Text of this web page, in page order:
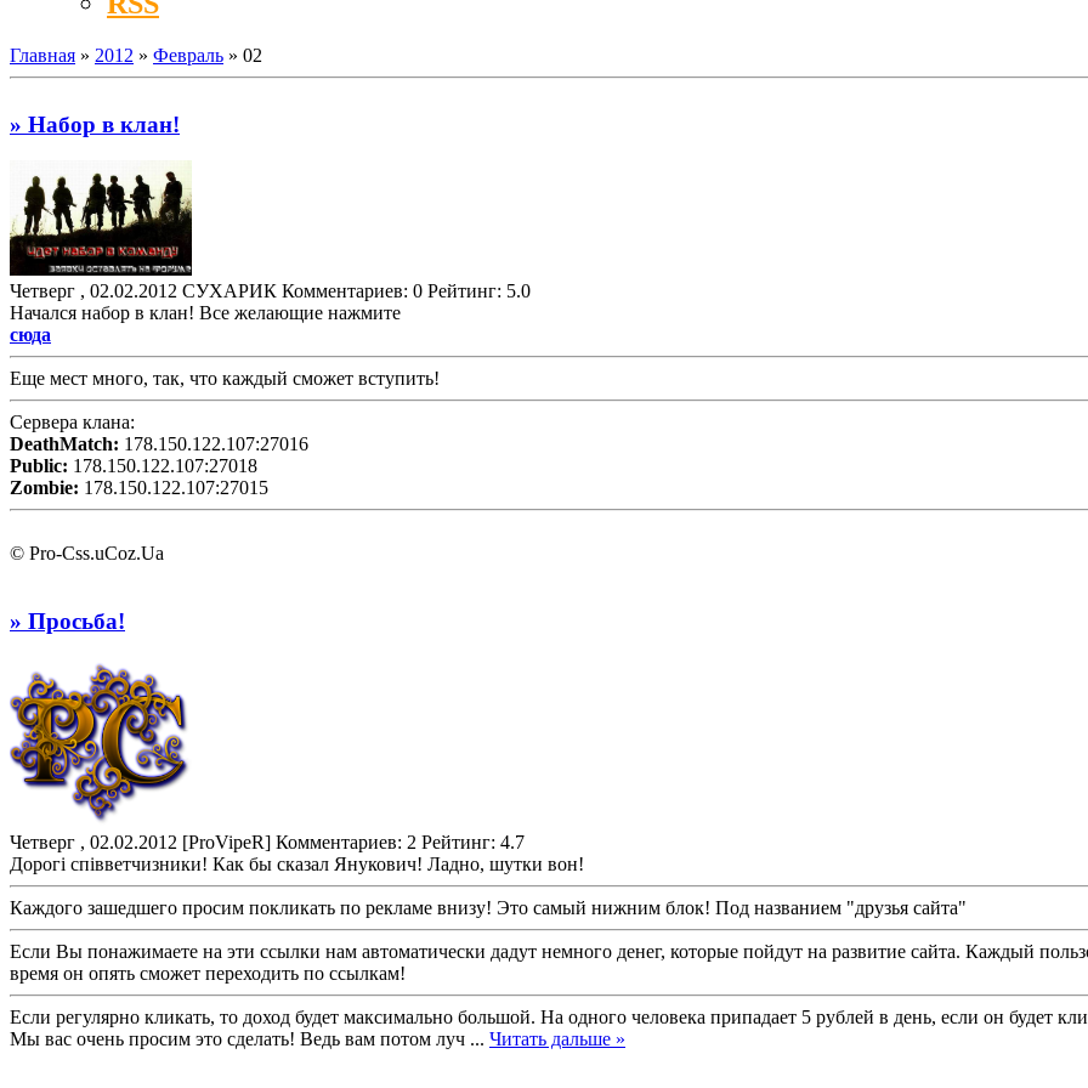
Главная » 2012 » Февраль » 02
» Набор в клан!
Четверг , 02.02.2012 СУХАРИК Комментариев: 0 Рейтинг: 5.0
Начался набор в клан! Все желающие нажмите
сюда
Еще мест много, так, что каждый сможет вступить!
Сервера клана:
DeathMatch: 178.150.122.107:27016
Public: 178.150.122.107:27018
Zombie: 178.150.122.107:27015
© Pro-Css.uCoz.Ua
» Просьба!
Четверг , 02.02.2012 [ProVipeR] Комментариев: 2 Рейтинг: 4.7
Дорогі співветчизники! Как бы сказал Янукович! Ладно, шутки вон!
Каждого зашедшего просим покликать по рекламе внизу! Это самый нижним блок! Под названием "друзья сайта"
Если Вы понажимаете на эти ссылки нам автоматически дадут немного денег, которые пойдут на развитие сайта. Каждый
время он опять сможет переходить по ссылкам!
Если регулярно кликать, то доход будет максимально большой. На одного человека припадает 5 рублей в день, если он будет
Мы вас очень просим это сделать! Ведь вам потом луч ... Читать дальше »